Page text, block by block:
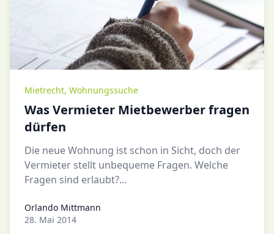
Mietrecht, Wohnungssuche
Was Vermieter Mietbewerber fragen
dürfen
Die neue Wohnung ist schon in Sicht, doch der
Vermieter stellt unbequeme Fragen. Welche
Fragen sind erlaubt?...
Orlando Mittmann
Orlando Mittmann
28. Mai 2014